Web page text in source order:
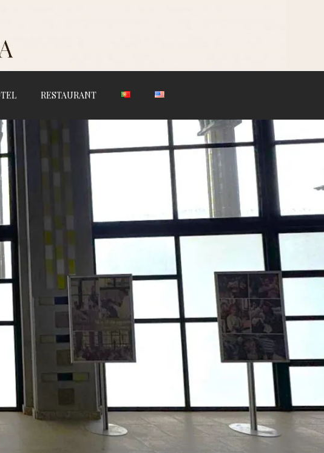
RESTAURANT